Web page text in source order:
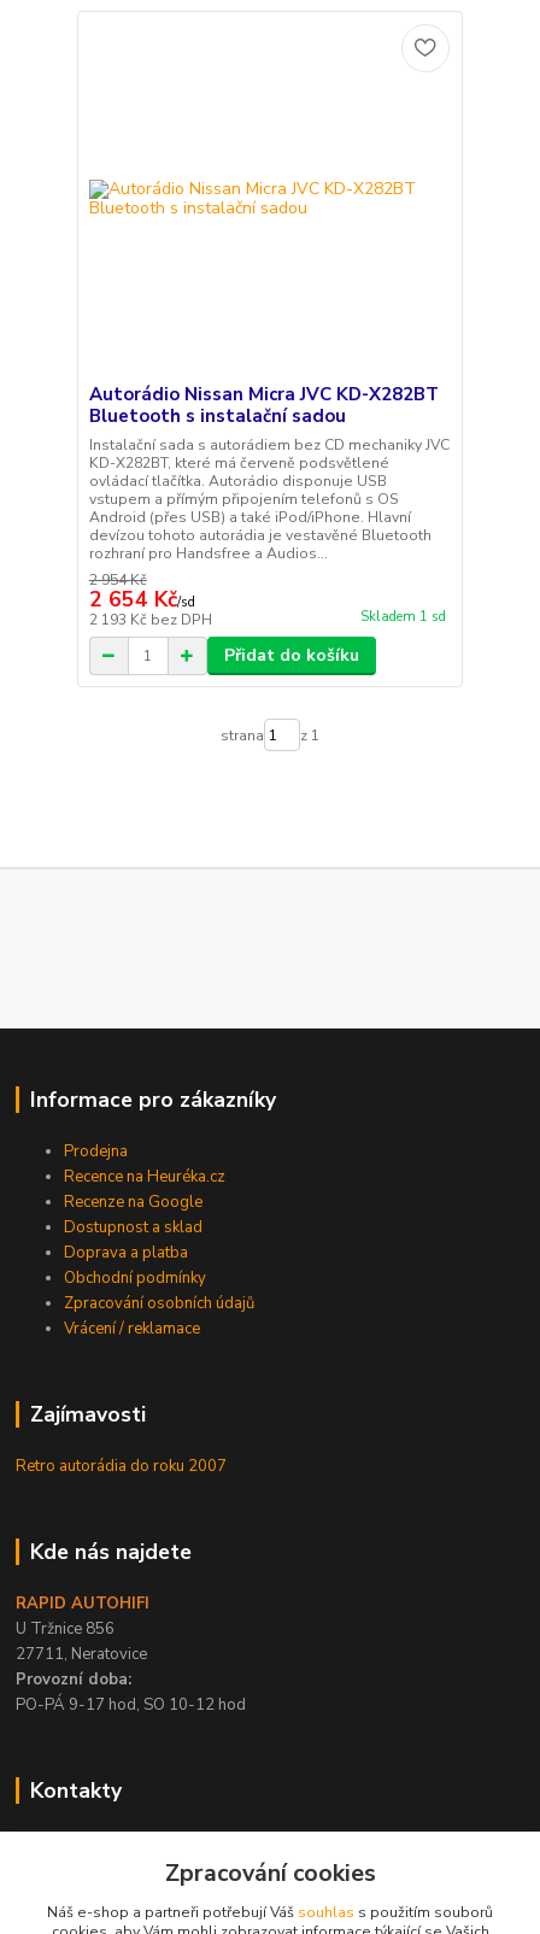
Autorádio Nissan Micra JVC KD-X282BT
Bluetooth s instalační sadou
Instalační sada s autorádiem bez CD mechaniky JVC
KD-X282BT, které má červeně podsvětlené
ovládací tlačítka. Autorádio disponuje USB
vstupem a přímým připojením telefonů s OS
Android (přes USB) a také iPod/iPhone. Hlavní
devízou tohoto autorádia je vestavěné Bluetooth
rozhraní pro Handsfree a Audios...
2 954 Kč
2 654 Kč/sd
2 193 Kč bez DPH Skladem 1 sd
Přidat do košíku
strana z 1
Informace pro zákazníky
Prodejna
Recence na Heuréka.cz
Recenze na Google
Dostupnost a sklad
Doprava a platba
Obchodní podmínky
Zpracování osobních údajů
Vrácení / reklamace
Zajímavosti
Retro autorádia do roku 2007
Kde nás najdete
RAPID AUTOHIFI
U Tržnice 856
27711, Neratovice
Provozní doba:
PO-PÁ 9-17 hod, SO 10-12 hod
Kontakty
PO-PÁ / 9-17 hod, SO 10-12 hod
info@rapid-autohifi.com
Zpracování cookies
Náš e-shop a partneři potřebují Váš souhlas s použitím souborů